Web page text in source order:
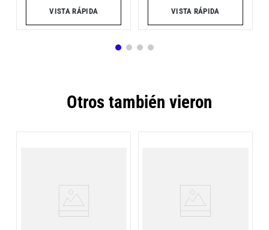
VISTA RÁPIDA VISTA RÁPIDA
Otros también vieron